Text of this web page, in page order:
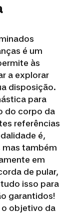
é um
às
a explorar
disposição.
para
do corpo da
referências
é,
mas também
em
de pular,
isso para
garantidos!
o objetivo da